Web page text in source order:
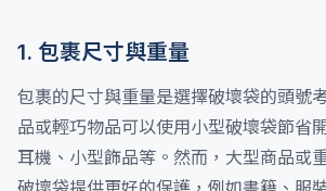
1. 包裹尺寸與重量
包裹的尺寸與重量是選擇破壞袋的頭號
品或輕巧物品可以使用小型破壞袋節省
耳機、小型飾品等。然而，大型商品或